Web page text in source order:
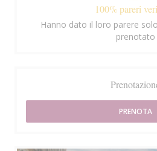
100% pareri
Hanno dato il loro parere
prenotato
PRENOTA